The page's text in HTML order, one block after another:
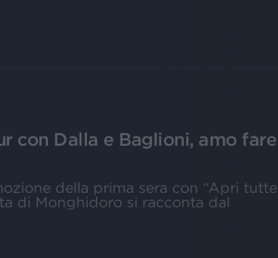
con Dalla e Baglioni, amo fare
della prima sera con “Apri tutte
di Monghidoro si racconta dal